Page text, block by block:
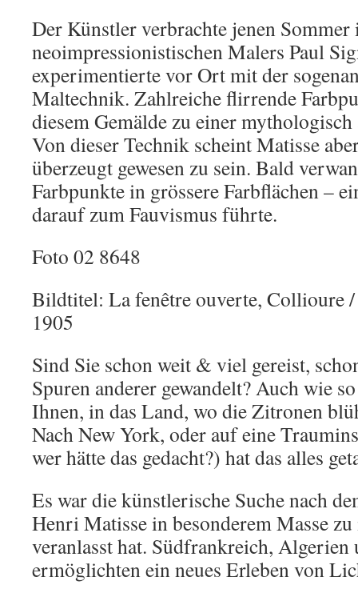
Der Künstler verbrachte jenen Sommer
neoimpressionistischen Malers Paul
experimentierte vor Ort mit der
Maltechnik. Zahlreiche flirrende
diesem Gemälde zu einer mythologisch
Von dieser Technik scheint Matisse
überzeugt gewesen zu sein. Bald
Farbpunkte in grössere Farbflächen –
darauf zum Fauvismus führte.
Foto 02 8648
Bildtitel: La fenêtre ouverte, Collioure /
1905
Sind Sie schon weit & viel gereist,
Spuren anderer gewandelt? Auch wie
Ihnen, in das Land, wo die Zitronen
Nach New York, oder auf eine
wer hätte das gedacht?) hat das alles
Es war die künstlerische Suche nach
Henri Matisse in besonderem Masse
veranlasst hat. Südfrankreich, Algerien
ermöglichten ein neues Erleben von